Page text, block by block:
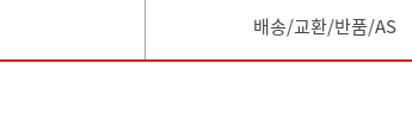
배송/교환/반품/AS